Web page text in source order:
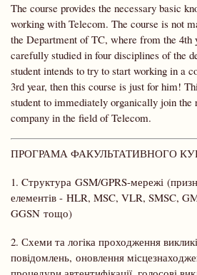
The course provides the necessary basic
working with Telecom. The course is not
the Department of TC, where from the 4th
carefully studied in four disciplines of the
student intends to try to start working in a
3rd year, then this course is just for him!
student to immediately organically join
company in the field of Telecom.
ПРОГРАМА ФАКУЛЬТАТИВНОГО
1. Cтруктура GSM/GPRS-мережі
елементів - HLR, MSC, VLR, SMSC,
GGSN тощо)
2. Схеми та логіка проходження
повідомлень, оновлення